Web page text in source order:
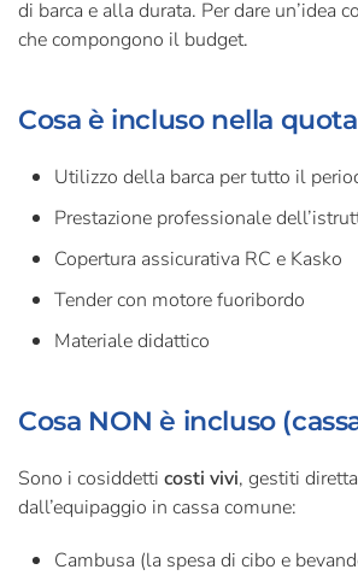
di barca e alla durata. Per dare un’idea
che compongono il budget.
Cosa è incluso nella quota
Utilizzo della barca per tutto il
Prestazione professionale
Copertura assicurativa RC e Kasko
Tender con motore fuoribordo
Materiale didattico
Cosa NON è incluso
Sono i cosiddetti costi vivi, gestiti
dall’equipaggio in cassa comune:
Cambusa (la spesa di cibo e